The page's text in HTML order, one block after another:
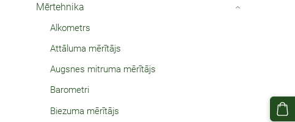
Mērtehnika
Alkometrs
Attāluma mērītājs
Augsnes mitruma mērītājs
Barometri
Biezuma mērītājs
›